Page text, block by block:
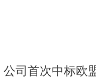
公司首次中标欧